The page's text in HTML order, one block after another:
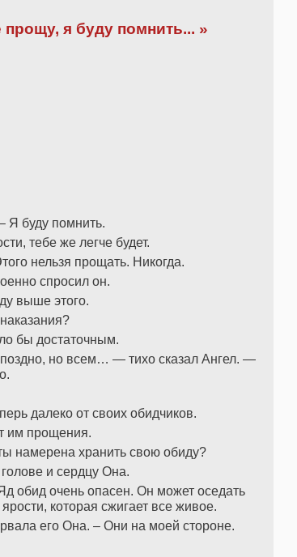
прощу, я буду помнить... »
Я буду помнить.
тебе же легче будет.
нельзя прощать. Никогда.
спросил он.
выше этого.
бы достаточным.
но всем… — тихо сказал Ангел. —
далеко от своих обидчиков.
им прощения.
намерена хранить свою обиду?
и сердцу Она.
обид очень опасен. Он может оседать
которая сжигает все живое.
его Она. – Они на моей стороне.